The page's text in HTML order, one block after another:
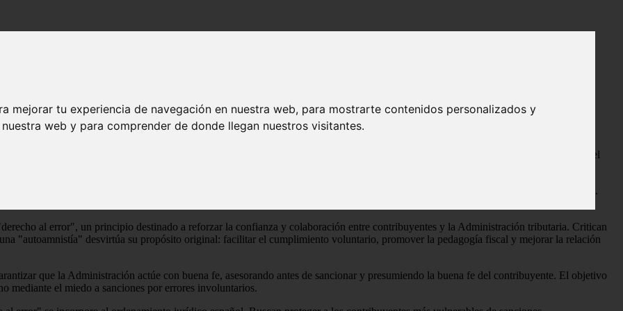
mejorar tu experiencia de navegación en nuestra web, para mostrarte contenidos personalizados y
web y para comprender de donde llegan nuestros visitantes.
"derecho al error"
del "derecho al error"
del Estado, sino que también se utiliza como arma política, según denuncias como las del bufete Amsterdam&Partners, que critica el
Profesionales de Técnicos Tributarios y Asesores Fiscales (Fettaf), lamentan el uso político del concepto "derecho al error".
en criterios técnicos y en las necesidades reales de ciudadanos y profesionales.
al error", un principio destinado a reforzar la confianza y colaboración entre contribuyentes y la Administración tributaria. Critican
"autoamnistía" desvirtúa su propósito original: facilitar el cumplimiento voluntario, promover la pedagogía fiscal y mejorar la relación
que la Administración actúe con buena fe, asesorando antes de sancionar y presumiendo la buena fe del contribuyente. El objetivo
mediante el miedo a sanciones por errores involuntarios.